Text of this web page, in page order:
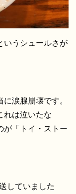
うシュールさが
涙腺崩壊です。
れは泣いたな
が「トイ・ストー
していました